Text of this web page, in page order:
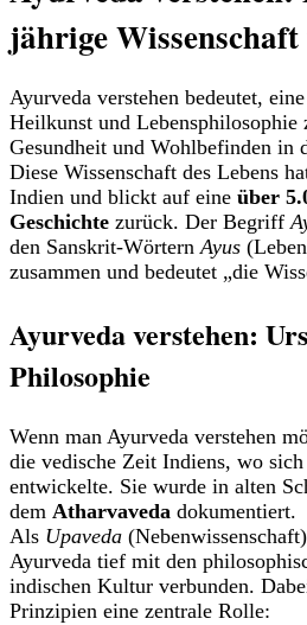
jährige
Ayurveda verstehen bedeutet,
Heilkunst und Lebensphilosophie
Gesundheit und Wohlbefinden in
Diese Wissenschaft des Lebens
Indien und blickt auf eine über
Geschichte zurück. Der Begriff
den Sanskrit-WörternAyus
zusammen und bedeutet „die
Ayurveda verstehen:
Philosophie
Wenn man Ayurveda verstehen
die vedische Zeit Indiens, wo
entwickelte. Sie wurde in alten
dem Atharvaveda dokumentiert.
Als Upaveda
Ayurveda tief mit den
indischen Kultur verbunden.
Prinzipien eine zentrale Rolle: